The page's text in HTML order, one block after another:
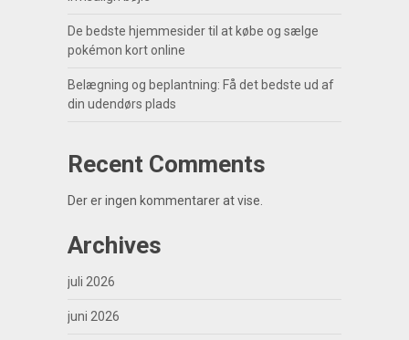
De bedste hjemmesider til at købe og sælge
pokémon kort online
Belægning og beplantning: Få det bedste ud af
din udendørs plads
Recent Comments
Der er ingen kommentarer at vise.
Archives
juli 2026
juni 2026